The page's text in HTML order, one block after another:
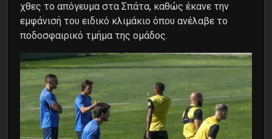
χθες το απόγευμα στα Σπάτα, καθώς έκανε την
εμφάνισή του ειδικό κλιμάκιο όπου ανέλαβε το
ποδοσφαιρικό τμήμα της ομάδος.